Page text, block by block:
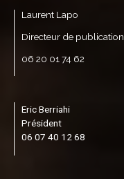
Laurent Lapo
Directeur de
06 20 01 74 62
Eric Berriahi
Président
06 07 40 12 68